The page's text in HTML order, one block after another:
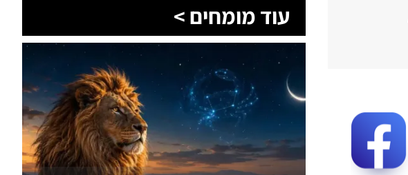
עוד מומחים >